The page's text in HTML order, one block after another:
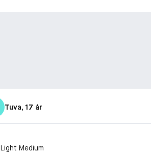
Tuva, 17 år
Light Medium